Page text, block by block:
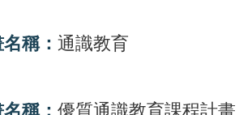
稱： 通識教育
稱： 優質通識教育課程計畫